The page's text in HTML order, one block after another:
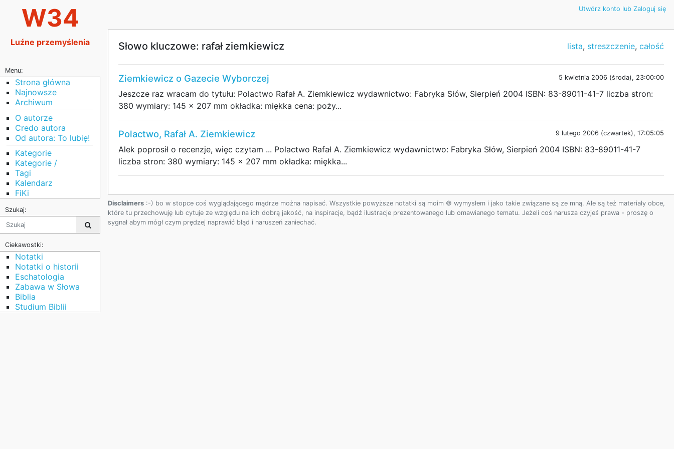
W34
Luźne przemyślenia
Menu:
Strona główna
Najnowsze
Archiwum
O autorze
Credo autora
Od autora: To lubię!
Kategorie
Kategorie /
Tagi
Kalendarz
FiKi
Szukaj:
Ciekawostki:
Notatki
Notatki o historii
Eschatologia
Zabawa w Słowa
Biblia
Studium Biblii
Utwórz konto lub Zaloguj się
Słowo kluczowe: rafał ziemkiewicz lista, streszczenie, całość
5 kwietnia 2006 (środa), 23:00:00
Ziemkiewicz o Gazecie Wyborczej
Jeszcze raz wracam do tytułu: Polactwo Rafał A. Ziemkiewicz wydawnictwo: Fabryka Słów, Sierpień 2004 ISBN: 83-89011-41-7 liczba stron:
380 wymiary: 145 x 207 mm okładka: miękka cena: poży...
9 lutego 2006 (czwartek), 17:05:05
Polactwo, Rafał A. Ziemkiewicz
Alek poprosił o recenzje, więc czytam ... Polactwo Rafał A. Ziemkiewicz wydawnictwo: Fabryka Słów, Sierpień 2004 ISBN: 83-89011-41-7
liczba stron: 380 wymiary: 145 x 207 mm okładka: miękka...
Disclaimers :-) bo w stopce coś wyglądającego mądrze można napisać. Wszystkie powyższe notatki są moim © wymysłem i jako takie związane są ze mną. Ale są też materiały obce,
które tu przechowuję lub cytuje ze względu na ich dobrą jakość, na inspiracje, bądź ilustracje prezentowanego lub omawianego tematu. Jeżeli coś narusza czyjeś prawa - proszę o
sygnał abym mógł czym prędzej naprawić błąd i naruszeń zaniechać.